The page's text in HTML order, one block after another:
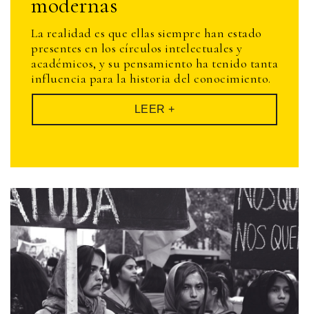
La realidad es que ellas siempre han estado
presentes en los círculos intelectuales y
académicos, y su pensamiento ha tenido tanta
influencia para la historia del conocimiento.
LEER +